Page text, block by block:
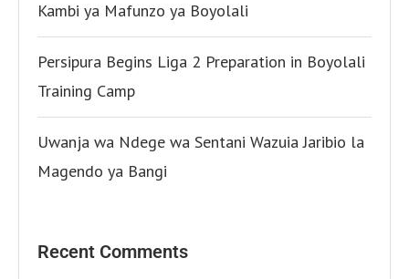
Kambi ya Mafunzo ya Boyolali
Persipura Begins Liga 2 Preparation in Boyolali
Training Camp
Uwanja wa Ndege wa Sentani Wazuia Jaribio la
Magendo ya Bangi
Recent Comments